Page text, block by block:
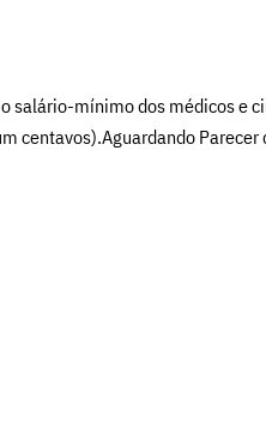
mínimo dos médicos
Parecer